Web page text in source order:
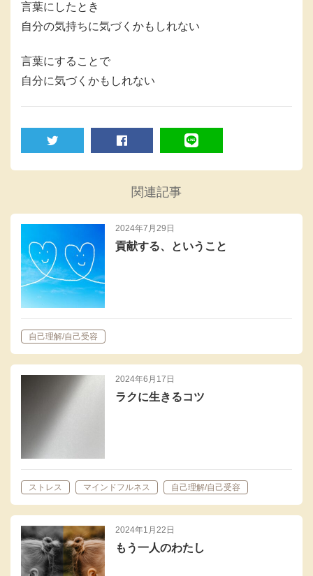
言葉にしたとき
自分の気持ちに気づくかもしれない
言葉にすることで
自分に気づくかもしれない
関連記事
2024年7月29日
貢献する、ということ
自己理解/自己受容
2024年6月17日
ラクに生きるコツ
ストレス マインドフルネス 自己理解/自己受容
2024年1月22日
もう一人のわたし